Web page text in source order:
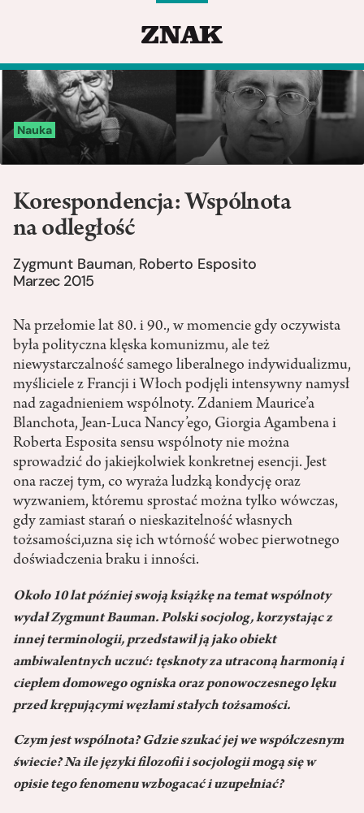
Nauka
Korespondencja: Wspólnota
na odległość
Zygmunt Bauman, Roberto Esposito
Marzec 2015
Na przełomie lat 80. i 90., w momencie gdy oczywista
była polityczna klęska komunizmu, ale też
niewystarczalność samego liberalnego indywidualizmu,
myśliciele z Francji i Włoch podjęli intensywny namysł
nad zagadnieniem wspólnoty. Zdaniem Maurice’a
Blanchota, Jean-Luca Nancy’ego, Giorgia Agambena i
Roberta Esposita sensu wspólnoty nie można
sprowadzić do jakiejkolwiek konkretnej esencji. Jest
ona raczej tym, co wyraża ludzką kondycję oraz
wyzwaniem, któremu sprostać można tylko wówczas,
gdy zamiast starań o nieskazitelność własnych
tożsamości,uzna się ich wtórność wobec pierwotnego
doświadczenia braku i inności.
Około 10 lat później swoją książkę na temat wspólnoty
wydał Zygmunt Bauman. Polski socjolog, korzystając z
innej terminologii, przedstawił ją jako obiekt
ambiwalentnych uczuć: tęsknoty za utraconą harmonią i
ciepłem domowego ogniska oraz ponowoczesnego lęku
przed krępującymi węzłami stałych tożsamości.
Czym jest wspólnota? Gdzie szukać jej we współczesnym
świecie? Na ile języki filozofii i socjologii mogą się w
opisie tego fenomenu wzbogacać i uzupełniać?